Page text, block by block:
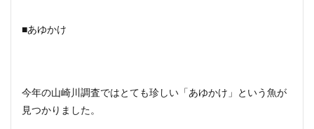
■あゆかけ
今年の山崎川調査ではとても珍しい「あゆかけ」という魚が
見つかりました。